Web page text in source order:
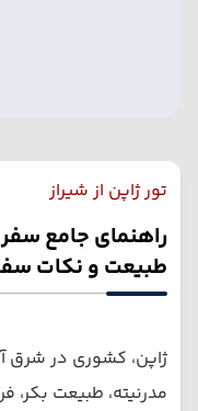
تور ژاپن از شیراز
راهنمای جامع
طبیعت و نکات
ژاپن، کشوری در شرق
مدرنیته، طبیعت بکر،